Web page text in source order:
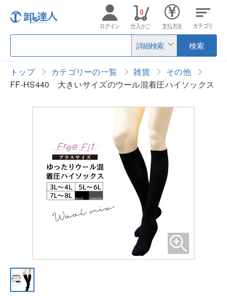
詳細検索 検索
ログイン 仕入かご
0
支払方法 カテゴリ
トップ カテゴリーの一覧 雑貨
その他
FF-HS440 大きいサイズのウール混着圧ハイソックス